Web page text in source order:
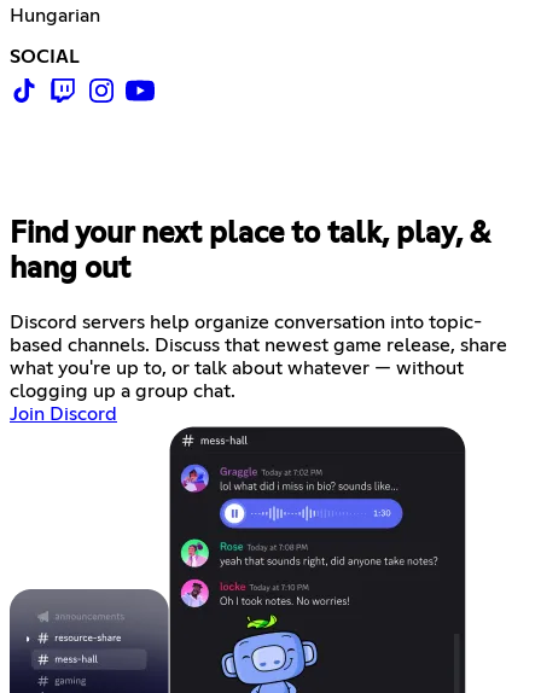
Hungarian
SOCIAL
Find your next place to talk, play, &
hang out
Discord servers help organize conversation into topic-
based channels. Discuss that newest game release, share
what you're up to, or talk about whatever — without
clogging up a group chat.
Join Discord